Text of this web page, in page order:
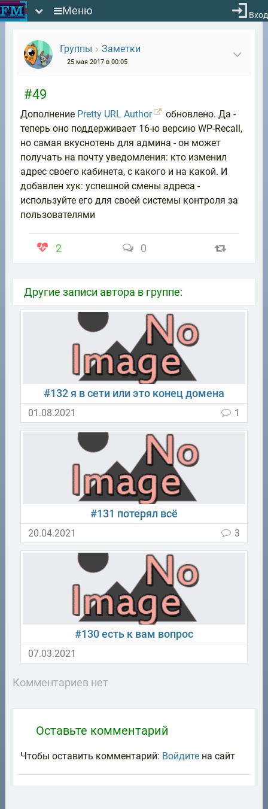
Группы Заметки
25 мая 2017 в 00:05
#49
Дополнение Pretty URL Author
обновлено. Да -
теперь оно поддерживает 16-ю версию WP-Recall,
но самая вкуснотень для админа - он может
получать на почту уведомления: кто изменил
адрес своего кабинета, с какого и на какой. И
добавлен хук: успешной смены адреса -
используйте его для своей системы контроля за
пользователями
2 0
Другие записи автора в группе:
#132 я в сети или это конец домена
01.08.2021 1
#131 потерял всё
20.04.2021 3
#130 есть к вам вопрос
07.03.2021
Комментариев нет
Оставьте комментарий
Чтобы оставить комментарий: Войдитена сайт
Меню Вход